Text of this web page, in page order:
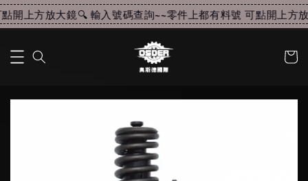
開上方放大鏡🔍 輸入號碼查詢~~零件上都有料號 可點開上方